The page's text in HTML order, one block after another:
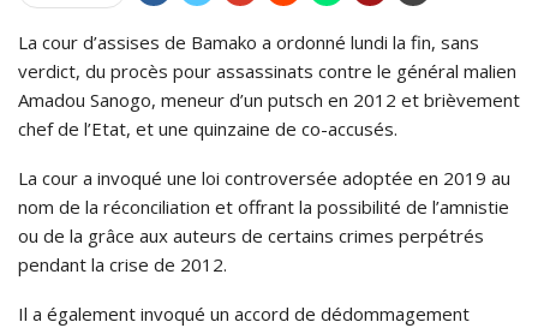
La cour d’assises de Bamako a ordonné lundi la fin, sans
verdict, du procès pour assassinats contre le général malien
Amadou Sanogo, meneur d’un putsch en 2012 et brièvement
chef de l’Etat, et une quinzaine de co-accusés.
La cour a invoqué une loi controversée adoptée en 2019 au
nom de la réconciliation et offrant la possibilité de l’amnistie
ou de la grâce aux auteurs de certains crimes perpétrés
pendant la crise de 2012.
Il a également invoqué un accord de dédommagement